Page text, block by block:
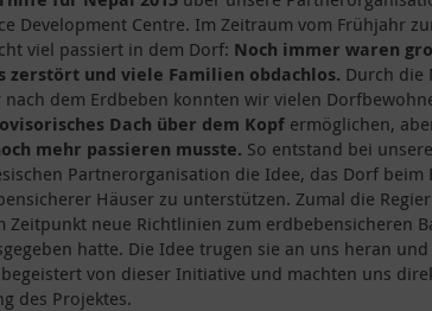
Development Centre. Im Zeitraum vom Frühjahr
viel passiert in dem Dorf: Noch immer waren
zerstört und viele Familien obdachlos. Durch die
nach dem Erdbeben konnten wir vielen
Dach über dem Kopf ermöglichen,
mehr passieren musste. So entstand bei
Partnerorganisation die Idee, das Dorf beim
Häuser zu unterstützen. Zumal die
Zeitpunkt neue Richtlinien zum erdbebensicheren
hatte. Die Idee trugen sie an uns heran
von dieser Initiative und machten uns
des Projektes.